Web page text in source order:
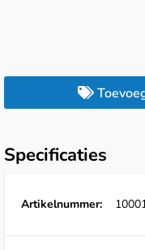
Specificaties
Artikelnummer: